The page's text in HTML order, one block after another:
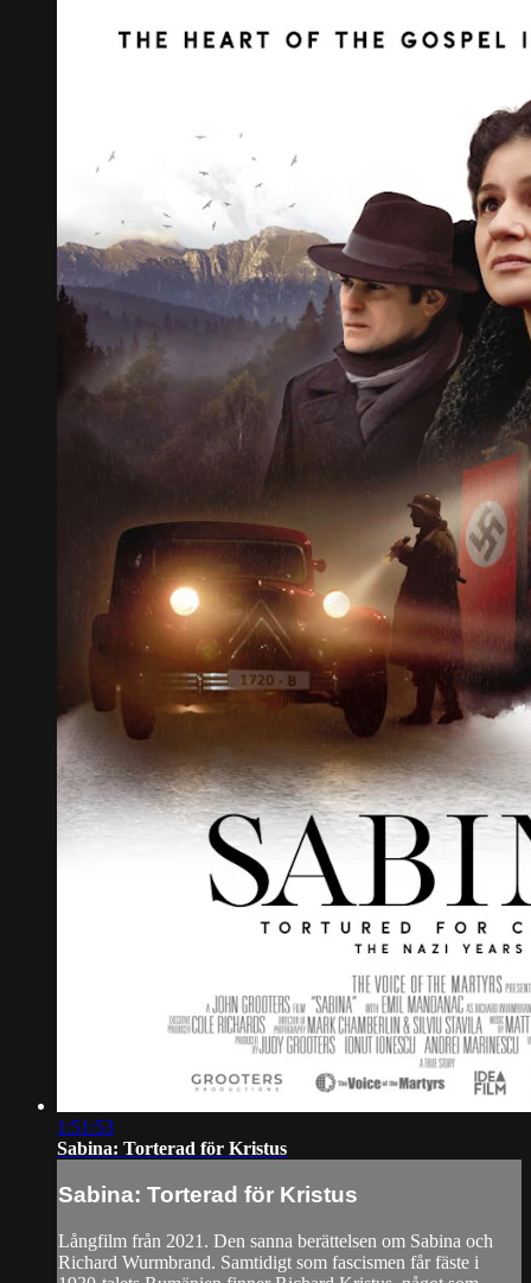
1:51:53
Sabina: Torterad för Kristus
Sabina: Torterad för Kristus
Långfilm från 2021. Den sanna berättelsen om Sabina och
Richard Wurmbrand. Samtidigt som fascismen får fäste i